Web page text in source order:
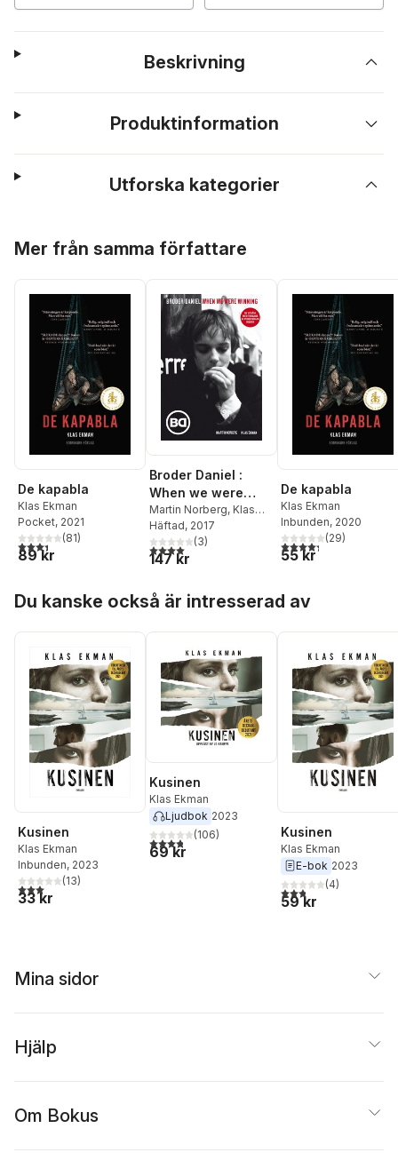
Beskrivning
Produktinformation
Utforska kategorier
Mer från samma författare
De kapabla
Klas Ekman
Pocket, 2021
3,4utav 5 stjärnor. Totalt antal röster:
(81)
89 kr
Broder Daniel :
When we were
winning
Martin Norberg, Klas
Ekman
Häftad, 2017
4,0utav 5 stjärnor. Totalt antal röster:
(3)
147 kr
De kapabla
Klas Ekman
Inbunden, 2020
4,3utav 5 stjärnor.
(29)
55 kr
Du kanske också är intresserad av
Kusinen
Klas Ekman
Inbunden, 2023
3,0utav 5 stjärnor. Totalt antal röster:
(13)
33 kr
Kusinen
Klas Ekman
Ljudbok 2023
3,8utav 5 stjärnor. Totalt antal röster:
(106)
69 kr
Kusinen
Klas Ekman
E-bok 2023
2,8utav 5 stjärnor.
(4)
59 kr
Mina sidor
Hjälp
Om Bokus